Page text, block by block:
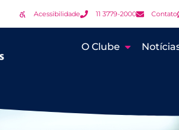
Acessibilidade 11 3779-2000 Contato
O Clube